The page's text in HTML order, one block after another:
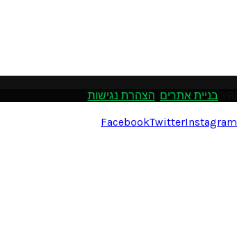
בניית אתרים הצהרת נגישות
FacebookTwitterInstagram